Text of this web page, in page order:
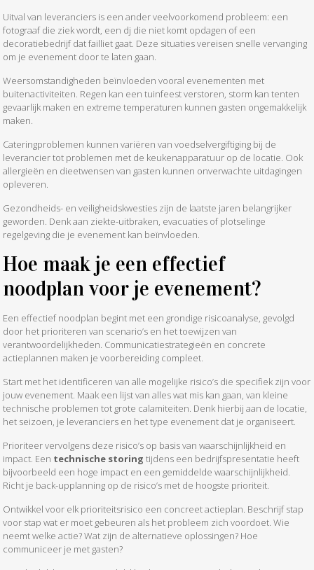
Uitval van leveranciers is een ander veelvoorkomend probleem: een
fotograaf die ziek wordt, een dj die niet komt opdagen of een
decoratiebedrijf dat failliet gaat. Deze situaties vereisen snelle vervanging
om je evenement door te laten gaan.
Weersomstandigheden beïnvloeden vooral evenementen met
buitenactiviteiten. Regen kan een tuinfeest verstoren, storm kan tenten
gevaarlijk maken en extreme temperaturen kunnen gasten ongemakkelijk
maken.
Cateringproblemen kunnen variëren van voedselvergiftiging bij de
leverancier tot problemen met de keukenapparatuur op de locatie. Ook
allergieën en dieetwensen van gasten kunnen onverwachte uitdagingen
opleveren.
Gezondheids- en veiligheidskwesties zijn de laatste jaren belangrijker
geworden. Denk aan ziekte-uitbraken, evacuaties of plotselinge
regelgeving die je evenement kan beïnvloeden.
Hoe maak je een effectief
noodplan voor je evenement?
Een effectief noodplan begint met een grondige risicoanalyse, gevolgd
door het prioriteren van scenario’s en het toewijzen van
verantwoordelijkheden. Communicatiestrategieën en concrete
actieplannen maken je voorbereiding compleet.
Start met het identificeren van alle mogelijke risico’s die specifiek zijn voor
jouw evenement. Maak een lijst van alles wat mis kan gaan, van kleine
technische problemen tot grote calamiteiten. Denk hierbij aan de locatie,
het seizoen, je leveranciers en het type evenement dat je organiseert.
Prioriteer vervolgens deze risico’s op basis van waarschijnlijkheid en
impact. Een technische storing tijdens een bedrijfspresentatie heeft
bijvoorbeeld een hoge impact en een gemiddelde waarschijnlijkheid.
Richt je back-upplanning op de risico’s met de hoogste prioriteit.
Ontwikkel voor elk prioriteitsrisico een concreet actieplan. Beschrijf stap
voor stap wat er moet gebeuren als het probleem zich voordoet. Wie
neemt welke actie? Wat zijn de alternatieve oplossingen? Hoe
communiceer je met gasten?